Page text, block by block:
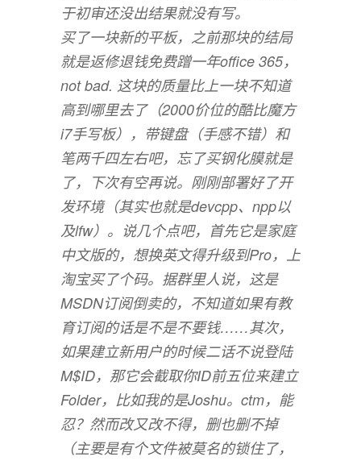
于初审还没出结果就没有写。
买了一块新的平板，之前那块的结局
就是返修退钱免费蹭一年office 365，
not bad. 这块的质量比上一块不知道
高到哪里去了（2000价位的酷比魔方
i7手写板），带键盘（手感不错）和
笔两千四左右吧，忘了买钢化膜就是
了，下次有空再说。刚刚部署好了开
发环境（其实也就是devcpp、npp以
及lfw）。说几个点吧，首先它是家庭
中文版的，想换英文得升级到Pro，上
淘宝买了个码。据群里人说，这是
MSDN订阅倒卖的，不知道如果有教
育订阅的话是不是不要钱……其次，
如果建立新用户的时候二话不说登陆
M$ID，那它会截取你ID前五位来建立
Folder，比如我的是Joshu。ctm，能
忍？然而改又改不得，删也删不掉
（主要是有个文件被莫名的锁住了，